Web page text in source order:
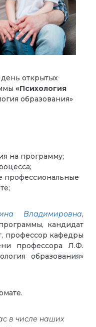
открытых
«Психология
образования»
на программу;
профессиональные
Владимировна,
кандидат
профессор кафедры
профессора Л.Ф.
образования»
в числе наших